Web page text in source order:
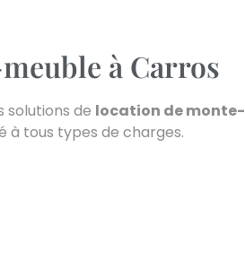
à Carros
solutions de location de monte-
à tous types de charges.